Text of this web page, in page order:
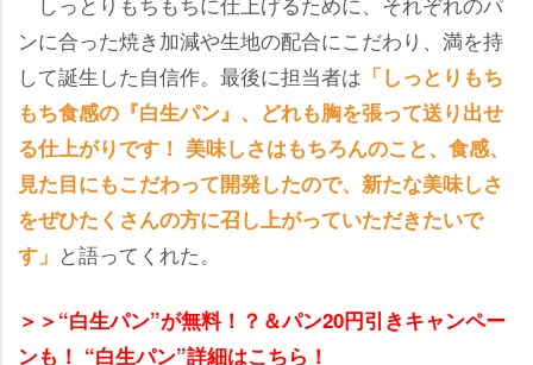
ンに合った焼き加減や生地の配合にこだわり、満を持
して誕生した自信作。最後に担当者は 「しっとりもち
もち食感の『白生パン』、どれも胸を張って送り出せ
る仕上がりです！ 美味しさはもちろんのこと、食感、
見た目にもこだわって開発したので、新たな美味しさ
をぜひたくさんの方に召し上がっていただきたいで
す」 と語ってくれた。
＞＞“白生パン”が無料！？＆パン20円引きキャンペー
ンも！ “白生パン”詳細はこちら！